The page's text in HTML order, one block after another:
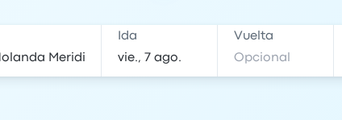
Ida Vuelta